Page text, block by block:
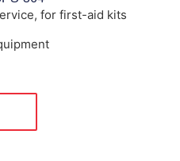
for first-aid kits